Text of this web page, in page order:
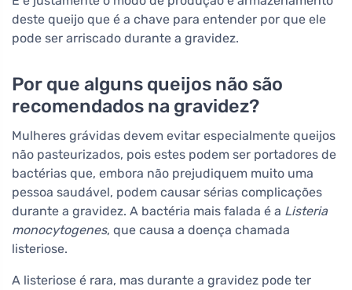
deste queijo que é a chave para entender por que ele
pode ser arriscado durante a gravidez.
Por que alguns queijos não são
recomendados na gravidez?
Mulheres grávidas devem evitar especialmente queijos
não pasteurizados, pois estes podem ser portadores de
bactérias que, embora não prejudiquem muito uma
pessoa saudável, podem causar sérias complicações
durante a gravidez. A bactéria mais falada é a Listeria
monocytogenes, que causa a doença chamada
listeriose.
A listeriose é rara, mas durante a gravidez pode ter